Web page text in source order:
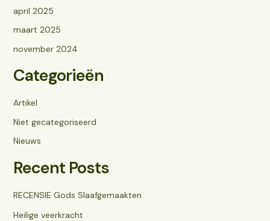
april 2025
maart 2025
november 2024
Categorieën
Artikel
Niet gecategoriseerd
Nieuws
Recent Posts
RECENSIE Gods Slaafgemaakten
Heilige veerkracht